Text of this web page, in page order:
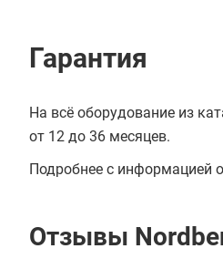
Гарантия
На всё оборудование из
от 12 до 36 месяцев.
Подробнее с информацией
Отзывы